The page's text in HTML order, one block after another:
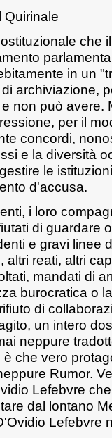
Quirinale
che
in un
archiviazione,
non può avere.
per il
concordi,
e la diversità
le
d'accusa.
i loro
di guardare
e gravi linee
reati, altri
mandati di
burocratica o
di
un intero
neppure
che vero
Rumor.
Lefebvre
dal lontano
Lefebvre